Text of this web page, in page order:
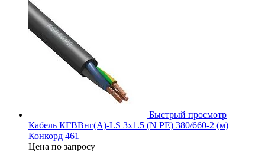
Быстрый просмотр
Кабель КГВВнг(А)-LS 3х1.5 (N PE) 380/660-2 (м)
Конкорд 461
Цена по запросу